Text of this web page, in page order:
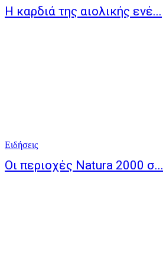
Η καρδιά της αιολικής ενέ...
Ειδήσεις
Οι περιοχές Natura 2000 σ...